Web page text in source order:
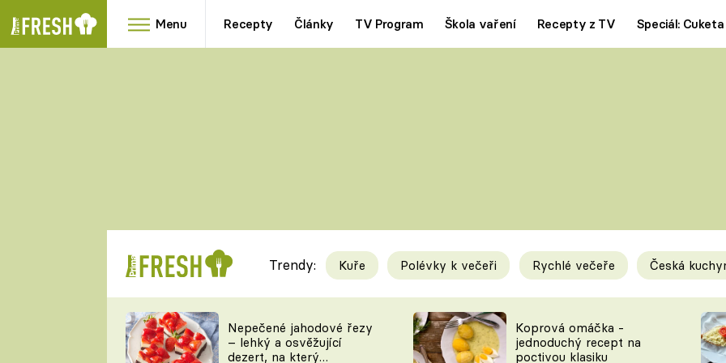
Menu Recepty Články TV Program Škola vaření Recepty z TV Speciál: Cuketa
RYCHLOVKY
Videorecepty
TEĎ VAŘÍ ŠÉF!
Tipy a triky
KAM ZA JÍDLEM
Trendy: Kuře Polévky k večeři Rychlé večeře Česká
Nepečené jahodové řezy
– lehký a osvěžující
dezert, na který
Koprová omáčka -
jednoduchý recept na
poctivou klasiku